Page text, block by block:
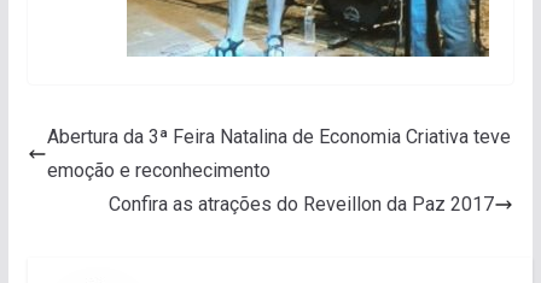
Abertura da 3ª Feira Natalina de Economia Criativa teve
emoção e reconhecimento
Confira as atrações do Reveillon da Paz 2017